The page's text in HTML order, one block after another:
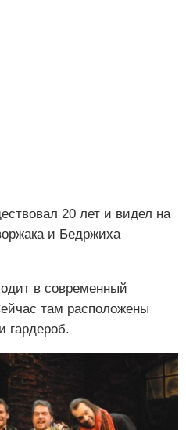
20 лет и видел на
и Бедржиха
в современный
там расположены
гардероб.